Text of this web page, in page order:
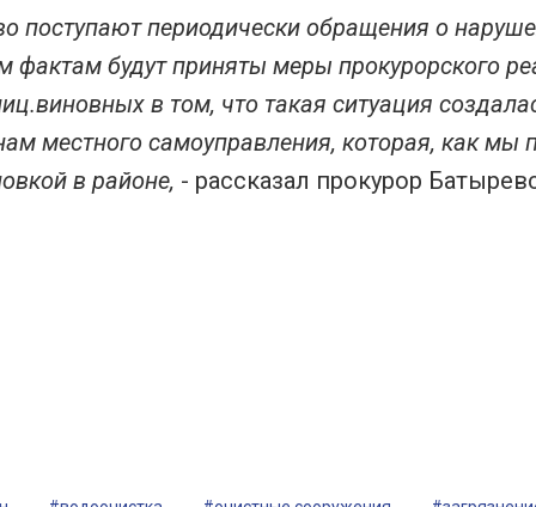
поступают периодически обращения о
фактам будут приняты меры прокурорского
в том, что такая ситуация
местного самоуправления, которая, как мы
в районе, - рассказал прокурор